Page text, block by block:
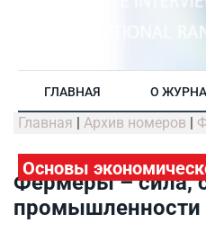
ГЛАВНАЯ О
Главная | Архив номеров |
Основы
Фермеры – сила,
промышленности